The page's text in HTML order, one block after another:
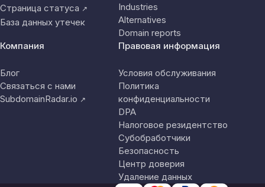
Страница статуса ↗
База данных утечек
Industries
Alternatives
Domain reports
Компания
Блог
Связаться с нами
SubdomainRadar.io ↗
Правовая информация
Условия обслуживания
Политика
конфиденциальности
DPA
Налоговое резидентство
Субобработчики
Безопасность
Центр доверия
Удаление данных